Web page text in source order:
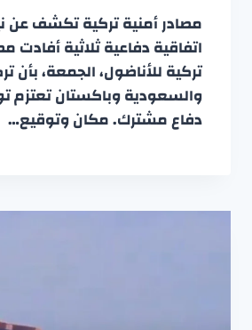
مصادر أمنية تركية تكشف عن
اتفاقية دفاعية ثلاثية أفادت
تركية للأناضول، الجمعة، بأن
والسعودية وباكستان تعتزم
دفاع مشترك. مكان وتوقيع…